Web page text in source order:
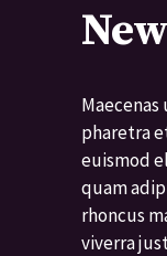
pharetra
euismod
quam
rhoncus
viverra